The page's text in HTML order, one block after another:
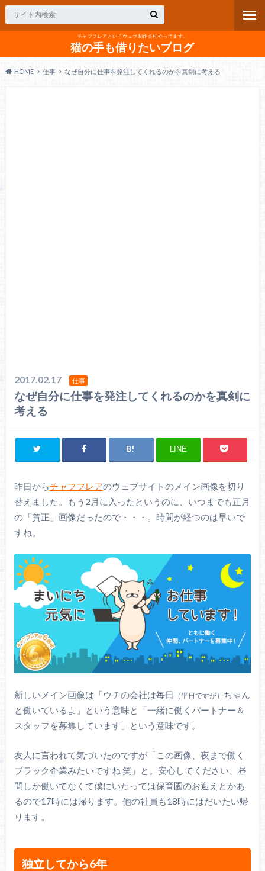
チャフフレアというウェブ制作会社やってます。
猫の手も借りたいブログ
HOME 仕事 なぜ自分に仕事を発注してくれるのかを真剣に考える
2017.02.17 仕事
なぜ自分に仕事を発注してくれるのかを真剣に
考える
LINE
昨日からチャフフレアのウェブサイトのメイン画像を切り
替えました。もう2月に入ったというのに、いつまでも正月
の「賀正」画像だったので・・・。時間が経つのは早いで
すね。
新しいメイン画像は「ウチの会社は毎日 （平日ですが） ちゃん
と働いているよ」という意味と「一緒に働くパートナー＆
スタッフを募集しています」という意味です。
友人に言われて気づいたのですが「この画像、夜まで働く
ブラック企業みたいですね 笑」と。安心してください、昼
間しか働いてなくて僕にいたっては保育園のお迎えとかあ
るので17時には帰ります。他の社員も18時にはだいたい帰
ります。
独立してから6年